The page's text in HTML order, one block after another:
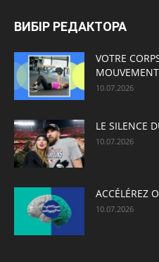
ВИБІР РЕДАКТОРА
VOTRE
10.07.2026
LE SILENCE
10.07.2026
ACCÉLÉREZ
10.07.2026